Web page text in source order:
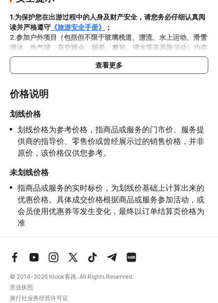
1.为保护您在出游过程中的人身及财产安全，请您务必仔细认真阅
读并严格遵守 《旅游安全手册》
；
2.参加户外项目（包括但不限于玻璃栈道、漂流、水上运动、滑雪
滑冰、热气球、高空跳伞、蹦极、攀岩、潜水等高风险活动）均存
在一定风险，请您在参与相应项目之前充分了解《安全防护指
，在结合自身身体真实状况、年龄等情况并充分参考当地相关
3.禁止孕妇、患有高血压、心脏病等不适合刺激性游玩项目的疾病
患者及严重恐高、体质较弱的游客参加本产品内包含的项目，
隐瞒前述情况参加项目发生意外的，由您本人承担一切责任，因此
给旅行社造成损失的，还需对旅行社进行全额赔偿；
4.因本产品内可能包含多个旅游项目，请您在预订本产品之前与客
服工作人员沟通了解本产品内各项目的准入年龄、准入身高及准入
体重等准入要求，否则预订失败或预订后无法成行的后果由您自行
5.请您在参与项目期间全程穿戴好安全护具，避免发生意外事件；
通，工作人员将会及时为您提供必要支持。
查看更多
价格说明
划线价格
划线价格为参考价格，指商品或服务的门市价、服务提
供商的指导价、零售价或曾经展示过的销售价格，并非
原价，该价格仅供您参考。
未划线价格
指商品或服务的实时标价，为划线价基础上计算出来的
优惠价格。具体成交价格根据商品或服务参加活动，或
会员使用优惠券等发生变化，最终以订单结算页价格为
准
© 2014-2026 Klook客路. All Rights Reserved.
营业执照
旅行社业务经营许可证